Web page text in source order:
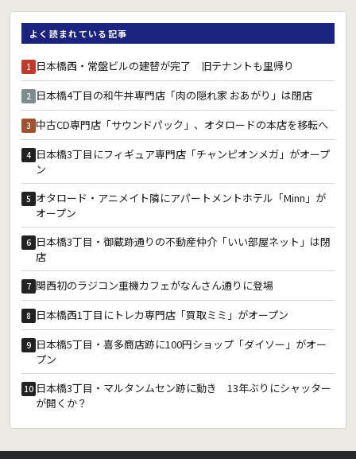
よく読まれている記事
1 日本橋西・常盤ビルの建替が完了 旧テナントも里帰り
2 日本橋4丁目の和牛丼専門店「肉の隠れ家 おあがり」は閉店
3 中古CD専門店「サウンドパック」、オタロードの本店を移転へ
4 日本橋3丁目にフィギュア専門店「チャンピオンメガ」がオープ
ン
5 オタロード・アニメイト隣にアパートメントホテル「Minn」が
オープン
6 日本橋3丁目・御蔵跡通りの不動産仲介「いい部屋ネット」は閉
店
7 関西初のラジコン重機カフェがなんさん通りに登場
8 日本橋西1丁目にトレカ専門店「買取ミミ」がオープン
9 日本橋5丁目・喜多商店跡に100円ショップ「ダイソー」がオー
プン
10 日本橋3丁目・マルタンムセン跡に動き 13年ぶりにシャッター
が開くか？